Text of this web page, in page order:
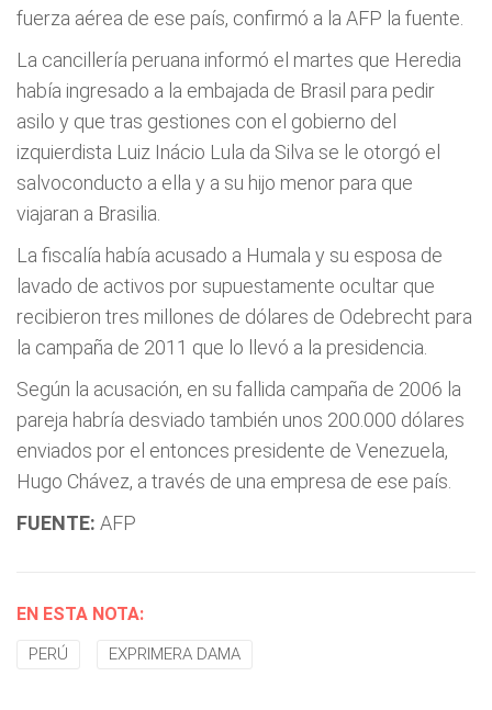
fuerza aérea de ese país, confirmó a la AFP la fuente.
La cancillería peruana informó el martes que Heredia
había ingresado a la embajada de Brasil para pedir
asilo y que tras gestiones con el gobierno del
izquierdista Luiz Inácio Lula da Silva se le otorgó el
salvoconducto a ella y a su hijo menor para que
viajaran a Brasilia.
La fiscalía había acusado a Humala y su esposa de
lavado de activos por supuestamente ocultar que
recibieron tres millones de dólares de Odebrecht para
la campaña de 2011 que lo llevó a la presidencia.
Según la acusación, en su fallida campaña de 2006 la
pareja habría desviado también unos 200.000 dólares
enviados por el entonces presidente de Venezuela,
Hugo Chávez, a través de una empresa de ese país.
FUENTE: AFP
EN ESTA NOTA:
PERÚ EXPRIMERA DAMA